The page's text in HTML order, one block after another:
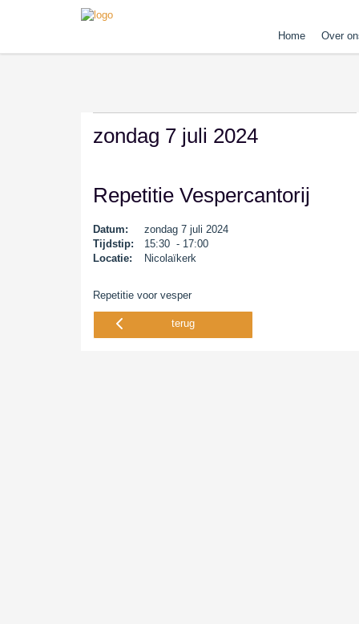
Home Over
zondag 7 juli 2024
Repetitie Vespercantorij
Datum:
zondag 7 juli 2024
Tijdstip:
15:30 - 17:00
Locatie:
Nicolaïkerk
Repetitie voor vesper
terug